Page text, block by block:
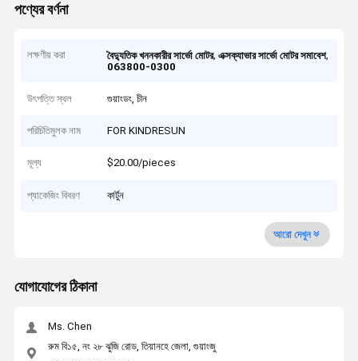
পণ্যের বর্ণনা
লক্ষণীয় করা বৈদ্যুতিক খননকারীর সার্ভো মোটর,এক্সক্যাভার সার্ভো মোটর সমাবেশ,
063800-0300
উৎপত্তি স্থল গুয়াংডং, চীন
পরিচিতিমুলক নাম FOR KINDRESUN
মূল্য $20.00/pieces
প্যাকেজিং বিবরণ কার্টুন
আরো দেখুন
যোগাযোগের ঠিকানা
Ms. Chen
রুম বি১৫, নং ২৮ ঝুজি রোড, তিয়ানহে জেলা, গুয়াংজু